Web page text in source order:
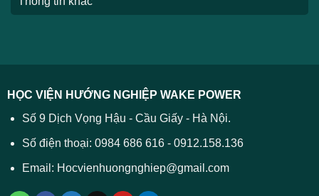
HỌC VIỆN HƯỚNG NGHIỆP WAKE POWER
Số 9 Dịch Vọng Hậu - Cầu Giấy - Hà Nội.
Số điện thoại: 0984 686 616 - 0912.158.136
Email: Hocvienhuongnghiep@gmail.com